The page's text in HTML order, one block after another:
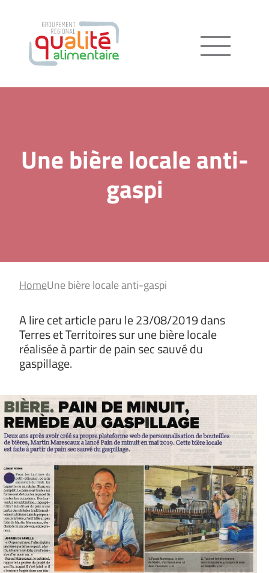
Menu
Une bière locale anti-
gaspi
HomeUne bière locale anti-gaspi
A lire cet article paru le 23/08/2019 dans
Terres et Territoires sur une bière locale
réalisée à partir de pain sec sauvé du
gaspillage.